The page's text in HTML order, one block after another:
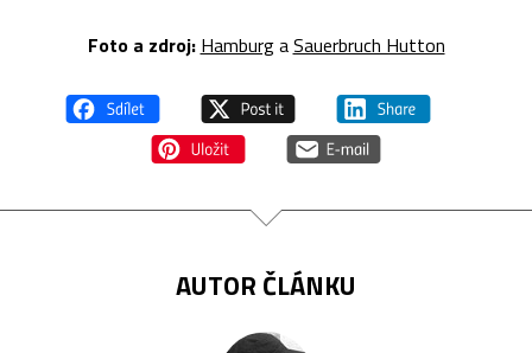
Foto a zdroj: HamburgaSauerbruch Hutton
AUTOR ČLÁNKU